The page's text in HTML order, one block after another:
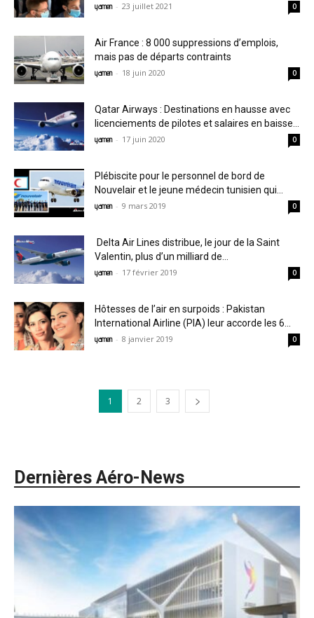
yamen - 23 juillet 2021 0
Air France : 8 000 suppressions d’emplois,
mais pas de départs contraints
yamen - 18 juin 2020 0
Qatar Airways : Destinations en hausse avec
licenciements de pilotes et salaires en baisse...
yamen - 17 juin 2020 0
Plébiscite pour le personnel de bord de
Nouvelair et le jeune médecin tunisien qui...
yamen - 9 mars 2019 0
Delta Air Lines distribue, le jour de la Saint
Valentin, plus d’un milliard de...
yamen - 17 février 2019 0
Hôtesses de l’air en surpoids : Pakistan
International Airline (PIA) leur accorde les 6...
yamen - 8 janvier 2019 0
1 2 3
Dernières Aéro-News